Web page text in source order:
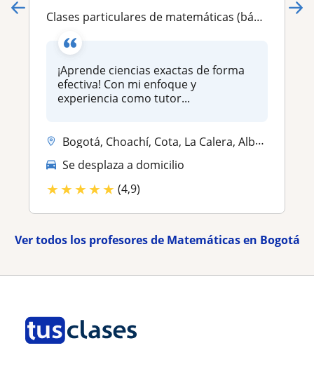
Clases particulares de matemáticas (básicas, cálculo diferencial, integral) álgebra lineal, geometría, estadística
¡Aprende ciencias exactas de forma
efectiva! Con mi enfoque y
experiencia como tutor...
Bogotá, Choachí, Cota, La Calera, Albán (Cundinamarca), Anolaima, Chía...
Se desplaza a domicilio
★★★★★ (4,9)
Ver todos los profesores de Matemáticas en Bogotá